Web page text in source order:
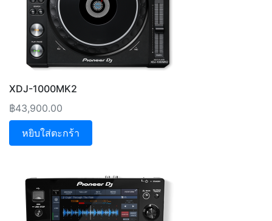
XDJ-1000MK2
฿43,900.00
หยิบใส่ตะกร้า